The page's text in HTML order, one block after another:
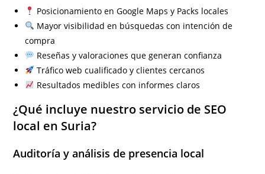
Posicionamiento en Google Maps y Packs locales
Mayor visibilidad en búsquedas con intención de
compra
Reseñas y valoraciones que generan confianza
Tráfico web cualificado y clientes cercanos
Resultados medibles con informes claros
¿Qué incluye nuestro servicio de SEO
local en Suria?
Auditoría y análisis de presencia local